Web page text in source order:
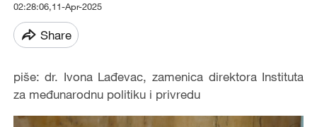
02:28:06,11-Apr-2025
Share
piše: dr. Ivona Lađevac, zamenica direktora Instituta
za međunarodnu politiku i privredu